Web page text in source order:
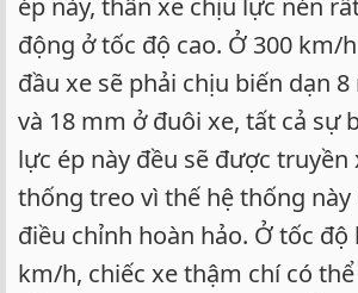
động ở tốc độ cao. Ở 300 km/
đầu xe sẽ phải chịu biến dạn
và 18 mm ở đuôi xe, tất cả sự
lực ép này đều sẽ được truyền
thống treo vì thế hệ thống này
điều chỉnh hoàn hảo. Ở tốc độ
km/h, chiếc xe thậm chí có